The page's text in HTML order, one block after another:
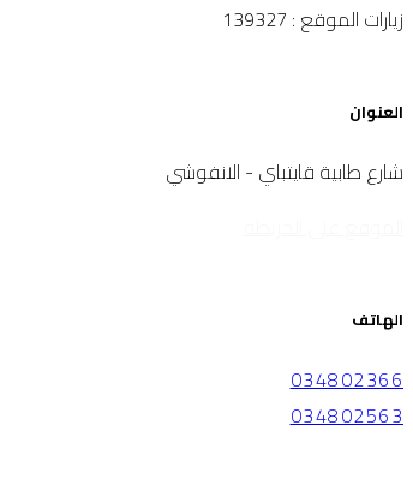
زيارات الموقع : 139327
العنوان
شارع طابية قايتباي - الانفوشي
الهاتف
034802366
034802563